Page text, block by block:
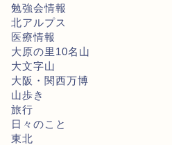
勉強会情報
北アルプス
医療情報
大原の里10名山
大文字山
大阪・関西万博
山歩き
旅行
日々のこと
東北